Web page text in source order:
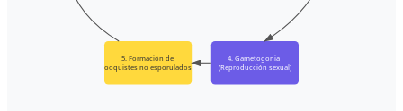
4. Gametogonia
(Reproducción sexual)
5. Formación de
ooquistes no esporulados